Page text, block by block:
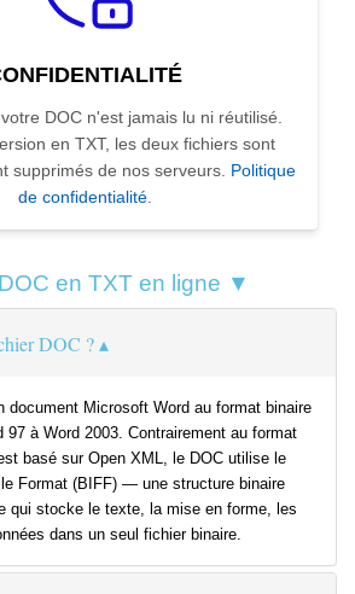
DOC n'est jamais lu ni réutilisé.
en TXT, les deux fichiers sont
supprimés de nos serveurs. Politique
de confidentialité.
en TXT en ligne ▼
DOC ?
document Microsoft Word au format binaire
97 à Word 2003. Contrairement au format
basé sur Open XML, le DOC utilise le
Format (BIFF) — une structure binaire
qui stocke le texte, la mise en forme, les
dans un seul fichier binaire.